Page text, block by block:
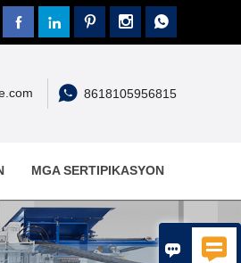
 
    
 8618105956815
MGA SERTIPIKASYON